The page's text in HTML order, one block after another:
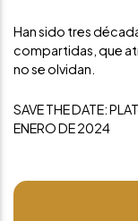
Han sido tres
compartidas, que
no se olvidan.
SAVE THE DATE:
ENERO DE 2024